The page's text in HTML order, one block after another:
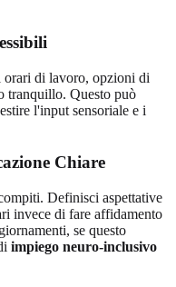
di lavoro, opzioni di
tranquillo. Questo può
l'input sensoriale e i
Chiare
Definisci aspettative
invece di fare affidamento
se questo
impiego neuro-inclusivo